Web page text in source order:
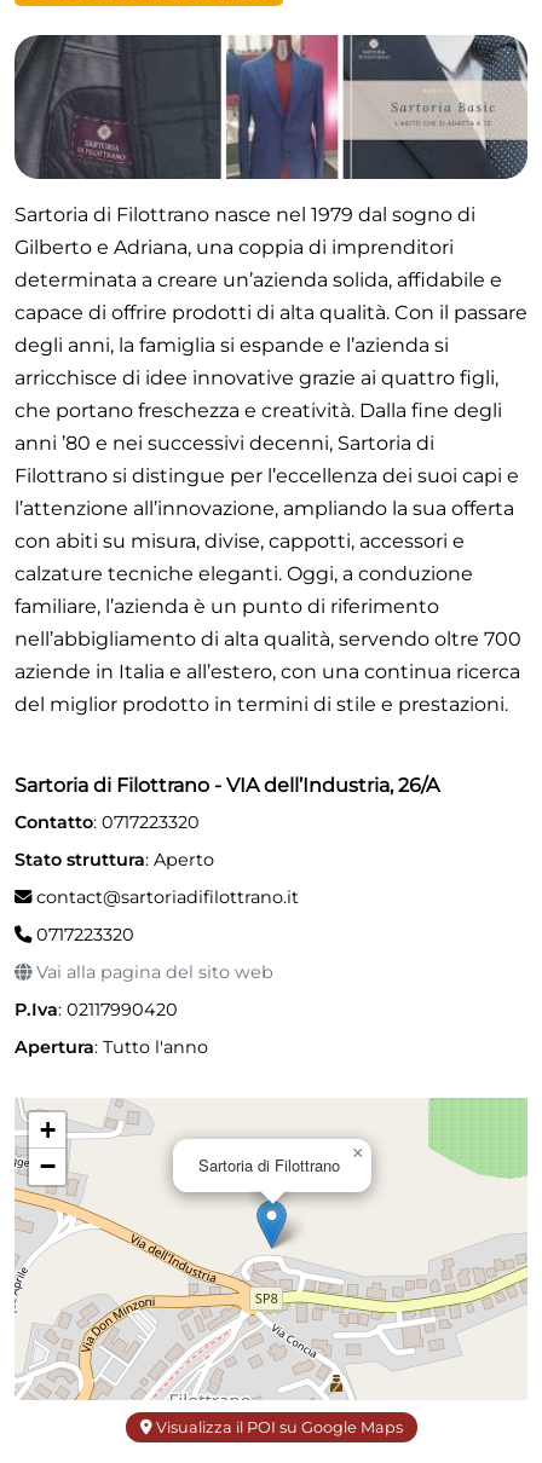
Sartoria di Filottrano nasce nel 1979 dal sogno di
Gilberto e Adriana, una coppia di imprenditori
determinata a creare un’azienda solida, affidabile e
capace di offrire prodotti di alta qualità. Con il passare
degli anni, la famiglia si espande e l’azienda si
arricchisce di idee innovative grazie ai quattro figli,
che portano freschezza e creatività. Dalla fine degli
anni ’80 e nei successivi decenni, Sartoria di
Filottrano si distingue per l’eccellenza dei suoi capi e
l’attenzione all’innovazione, ampliando la sua offerta
con abiti su misura, divise, cappotti, accessori e
calzature tecniche eleganti. Oggi, a conduzione
familiare, l’azienda è un punto di riferimento
nell’abbigliamento di alta qualità, servendo oltre 700
aziende in Italia e all’estero, con una continua ricerca
del miglior prodotto in termini di stile e prestazioni.
Sartoria di Filottrano - VIA dell’Industria, 26/A
Contatto: 0717223320
Stato struttura: Aperto
contact@sartoriadifilottrano.it
0717223320
Vai alla pagina del sito web
P.Iva: 02117990420
Apertura: Tutto l'anno
Sartoria di Filottrano
×
+
−
Visualizza il POI su Google Maps